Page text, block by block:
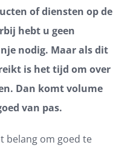
of diensten op de
hebt u geen
nodig. Maar als dit
is het tijd om over
Dan komt volume
van pas.
belang om goed te